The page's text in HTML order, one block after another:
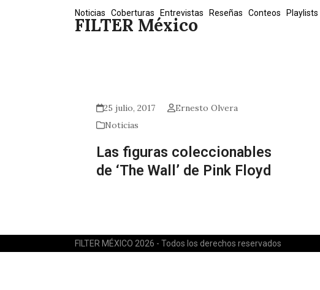
FILTER México
Noticias Coberturas Entrevistas Reseñas Conteos Playlists
25 julio, 2017
Ernesto Olvera
Noticias
Las figuras coleccionables
de ‘The Wall’ de Pink Floyd
FILTER MÉXICO 2026 - Todos los derechos reservados